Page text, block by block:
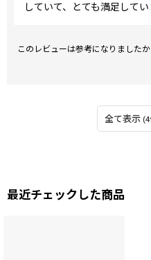
していて、とても満足してい
このレビューは参考になりましたか
全て表示 (4
最近チェックした商品